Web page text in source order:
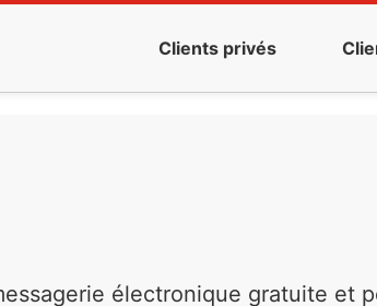
Clients privés
électronique gratuite et